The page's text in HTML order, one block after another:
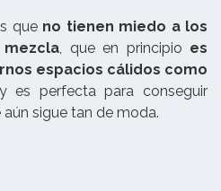
que no tienen miedo a los
mezcla, que en principio es
espacios cálidos como
es perfecta para conseguir
aún sigue tan de moda.